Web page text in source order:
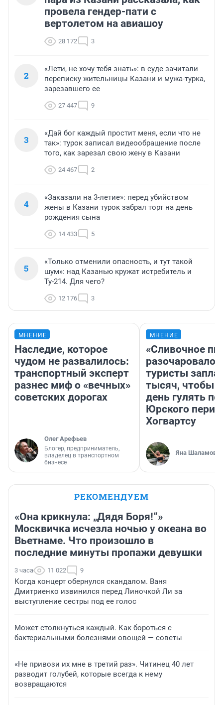
провела гендер-пати с
вертолетом на авиашоу
28 172 3
2
«Лети, не хочу тебя знать»: в суде зачитали
переписку жительницы Казани и мужа-турка,
зарезавшего ее
27 447 9
3
«Дай бог каждый простит меня, если что не
так»: турок записал видеообращение после
того, как зарезал свою жену в Казани
24 467 2
4
«Заказали на 3-летие»: перед убийством
жены в Казани турок забрал торт на день
рождения сына
14 433 5
5
«Только отменили опасность, и тут такой
шум»: над Казанью кружат истребитель и
Ту-214. Для чего?
12 176 3
МНЕНИЕ
Наследие, которое
чудом не развалилось:
транспортный эксперт
разнес миф о «вечных»
советских дорогах
Олег Арефьев
Блогер, предприниматель,
владелец в транспортном
бизнесе
МНЕНИЕ
«Сливочное
разочаровало»:
туристы
тысяч, чтобы
день гулять по
Юрского
Хогвартсу
Яна Шаламова
РЕКОМЕНДУЕМ
«Она крикнула: „Дядя Боря!“»
Москвичка исчезла ночью у океана во
Вьетнаме. Что произошло в
последние минуты пропажи девушки
3 часа 11 022 9
Когда концерт обернулся скандалом. Ваня
Дмитриенко извинился перед Линочкой Ли за
выступление сестры под ее голос
Может столкнуться каждый. Как бороться с
бактериальными болезнями овощей — советы
«Не привози их мне в третий раз». Читинец 40 лет
разводит голубей, которые всегда к нему
возвращаются